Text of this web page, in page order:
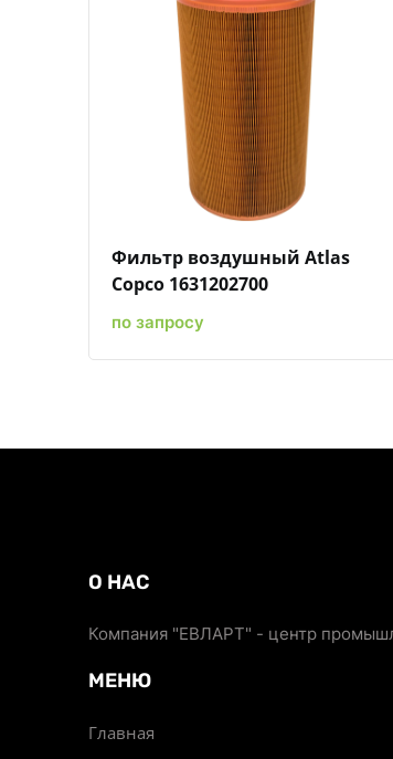
Быстрый просмотрДобавить к сравнениюДобавить в избранное
Фильтр воздушный Atlas
Copco 1631202700
по запросу
О НАС
Компания "ЕВЛАРТ" - центр
МЕНЮ
Главная